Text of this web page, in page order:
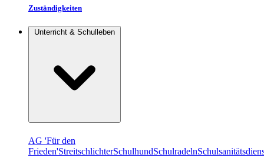
Zuständigkeiten
Unterricht & Schulleben
AG 'Für den
Frieden'StreitschlichterSchulhundSchulradeln